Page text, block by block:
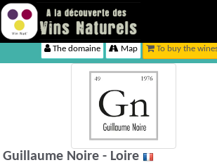
The domaine Map To buy the
Guillaume Noire - Loire